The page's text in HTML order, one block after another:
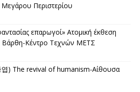
Περιστερίου
επαρωγοί» Ατομική έκθεση
Βάρθη-Κέντρο Τεχνών ΜΕΤΣ
엽) The revival of humanism-Αίθουσα